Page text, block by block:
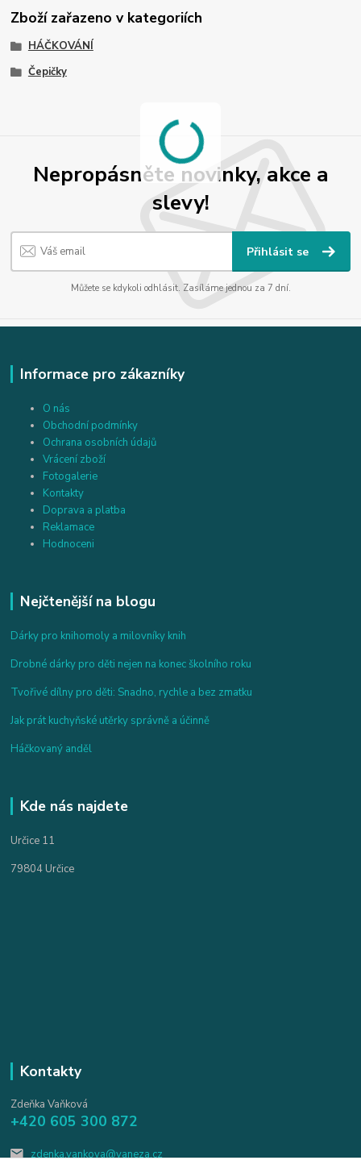
Zboží zařazeno v kategoriích
HÁČKOVÁNÍ
Čepičky
Nepropásněte novinky, akce a
slevy!
Přihlásit se
Můžete se kdykoli odhlásit. Zasíláme jednou za 7 dní.
Informace pro zákazníky
O nás
Obchodní podmínky
Ochrana osobních údajů
Vrácení zboží
Fotogalerie
Kontakty
Doprava a platba
Reklamace
Hodnoceni
Nejčtenější na blogu
Dárky pro knihomoly a milovníky knih
Drobné dárky pro děti nejen na konec školního roku
Tvořivé dílny pro děti: Snadno, rychle a bez zmatku
Jak prát kuchyňské utěrky správně a účinně
Háčkovaný anděl
Kde nás najdete
Určice 11
79804 Určice
Kontakty
Zdeňka Vaňková
+420 605 300 872
zdenka.vankova@vaneza.cz